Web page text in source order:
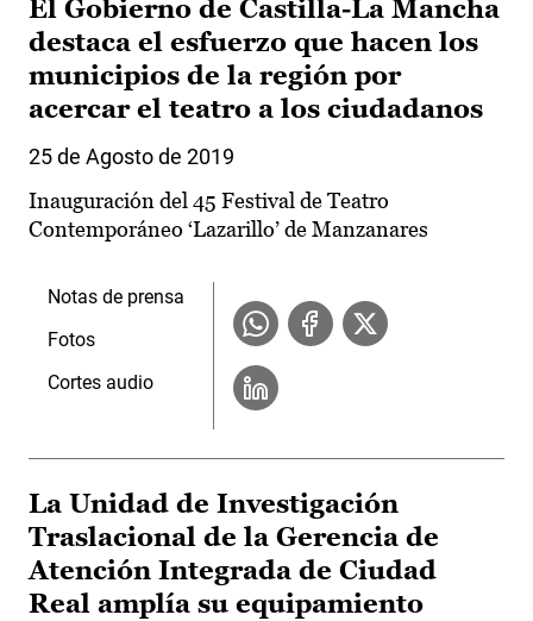
El Gobierno de Castilla-La Mancha
destaca el esfuerzo que hacen los
municipios de la región por
acercar el teatro a los ciudadanos
25 de Agosto de 2019
Inauguración del 45 Festival de Teatro
Contemporáneo ‘Lazarillo’ de Manzanares
Notas de prensa
Fotos
Cortes audio
La Unidad de Investigación
Traslacional de la Gerencia de
Atención Integrada de Ciudad
Real amplía su equipamiento